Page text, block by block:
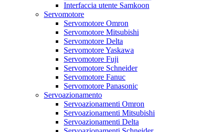
Interfaccia utente Samkoon
Servomotore
Servomotore Omron
Servomotore Mitsubishi
Servomotore Delta
Servomotore Yaskawa
Servomotore Fuji
Servomotore Schneider
Servomotore Fanuc
Servomotore Panasonic
Servoazionamento
Servoazionamenti Omron
Servoazionamenti Mitsubishi
Servoazionamenti Delta